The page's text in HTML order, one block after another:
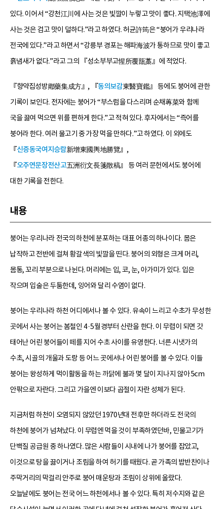
있다. 이어서 “강천江川에 사는 것은 빛깔이 누렇고 맛이 좋다. 지택池澤에
사는 것은 검고 맛이 덜하다.”라고 하였다. 허균許筠은 “붕어가 우리나라
전국에 있다.”라고 하면서 “강릉부 경포는 해파海波가 통하므로 맛이 좋고
흙냄새가 없다.”라고 그의 『성소부부고惺所覆瓿藁』에 적었다.
『향약집성방鄕藥集成方』, 『동의보감東醫寶鑑』 등에도 붕어에 관한
기록이 보인다. 전자에는 붕어가 “부스럼을 다스리며 순채蓴菜와 함께
국을 끓여 먹으면 위를 편하게 한다.”고 적혀 있다. 후자에서는 “즉어를
붕어라 한다. 여러 물고기 중 가장 먹을 만하다.”고 하였다. 이 외에도
『신증동국여지승람新增東國輿地勝覽』,
『오주연문장전산고五洲衍文長箋散稿』 등 여러 문헌에서도 붕어에
대한 기록을 전한다.
내용
붕어는 우리나라 전국의 하천에 분포하는 대표 어종의 하나이다. 몸은
납작하고 전반에 걸쳐 황갈색의 빛깔을 띤다. 붕어의 외형은 크게 머리,
몸통, 꼬리 부분으로 나뉜다. 머리에는 입, 코, 눈, 아가미가 있다. 입은
작으며 입술은 두툼한데, 잉어와 달리 수염이 없다.
붕어는 우리나라 하천 어디에서나 볼 수 있다. 유속이 느리고 수초가 무성한
곳에서 사는 붕어는 봄철인 4·5월경부터 산란을 한다. 이 무렵이 되면 갓
태어난 어린 붕어들이 떼를 지어 수초 사이를 유영한다. 너른 시냇가의
수초, 시골의 개울과 도랑 등 어느 곳에서나 어린 붕어를 볼 수 있다. 이들
붕어는 왕성하게 먹이활동을 하는 까닭에 불과 몇 달이 지나지 않아 5cm
안팎으로 자란다. 그리고 가을엔 이보다 곱절이 자란 성체가 된다.
지금처럼 하천이 오염되지 않았던 1970년대 전후만 하더라도 전국의
하천에 붕어가 넘쳐났다. 이 무렵엔 먹을 것이 부족하였던바, 민물고기가
단백질 공급원 중 하나였다. 많은 사람들이 시내에 나가 붕어를 잡았고,
이것으로 탕을 끓이거나 조림을 하여 허기를 때웠다. 곧 가족의 밥반찬이나
주막거리의 막걸리 안주로 붕어 매운탕과 조림이 상위에 올랐다.
오늘날에도 붕어는 전국 어느 하천에서나 볼 수 있다. 특히 저수지와 같은